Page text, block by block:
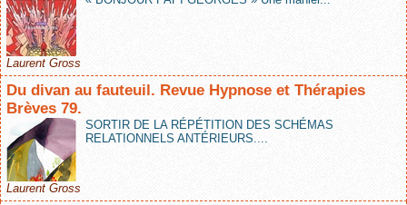
Laurent Gross
Du divan au fauteuil. Revue Hypnose et Thérapies
Brèves 79.
SORTIR DE LA RÉPÉTITION DES SCHÉMAS
RELATIONNELS ANTÉRIEURS....
Laurent Gross